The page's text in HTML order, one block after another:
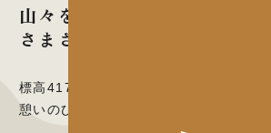
山々を望める
さまざまなお部屋
標高417メートルから望む秩父連山。自
憩いのひとときを広大な森のリゾートで